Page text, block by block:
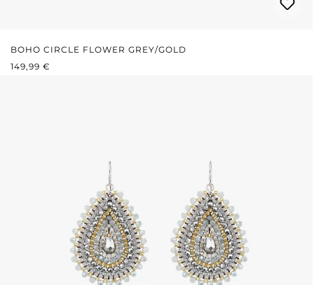
BOHO CIRCLE FLOWER GREY/GOLD
PRIX RÉGULIER :
149,99 €